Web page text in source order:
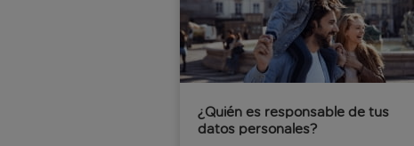
¿Quién es responsable de tus
datos personales?